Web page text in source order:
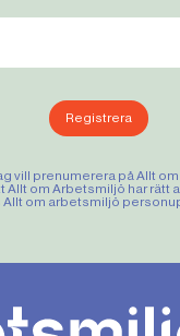
Registrera
vill prenumerera på Allt
Allt om Arbetsmiljö har rätt
Allt om arbetsmiljö